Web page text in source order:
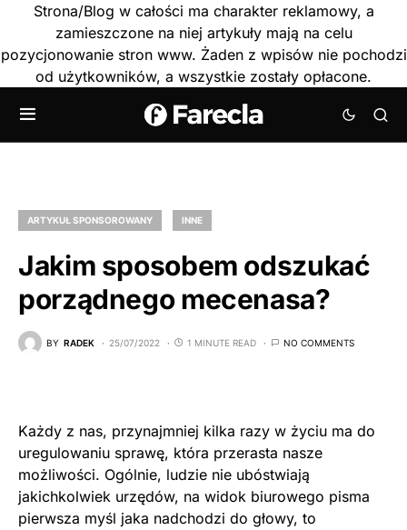
Strona/Blog w całości ma charakter reklamowy, a
zamieszczone na niej artykuły mają na celu
pozycjonowanie stron www. Żaden z wpisów nie pochodzi
od użytkowników, a wszystkie zostały opłacone.
ARTYKUŁ SPONSOROWANY INNE
Jakim sposobem odszukać
porządnego mecenasa?
BY RADEK 25/07/2022 1 MINUTE READ NO COMMENTS
Każdy z nas, przynajmniej kilka razy w życiu ma do
uregulowaniu sprawę, która przerasta nasze
możliwości. Ogólnie, ludzie nie ubóstwiają
jakichkolwiek urzędów, na widok biurowego pisma
pierwsza myśl jaka nadchodzi do głowy, to